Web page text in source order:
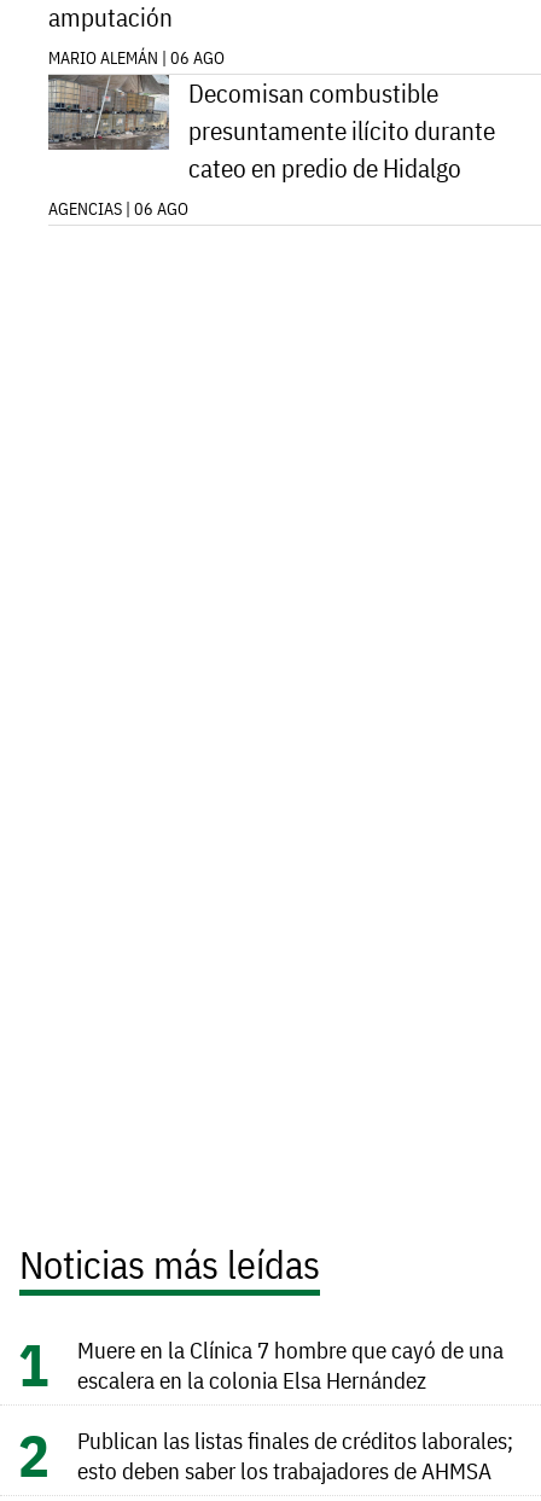
amputación
MARIO ALEMÁN | 06 AGO
Decomisan combustible
presuntamente ilícito durante
cateo en predio de Hidalgo
AGENCIAS | 06 AGO
Noticias más leídas
Muere en la Clínica 7 hombre que cayó de una
escalera en la colonia Elsa Hernández
Publican las listas finales de créditos laborales;
esto deben saber los trabajadores de AHMSA